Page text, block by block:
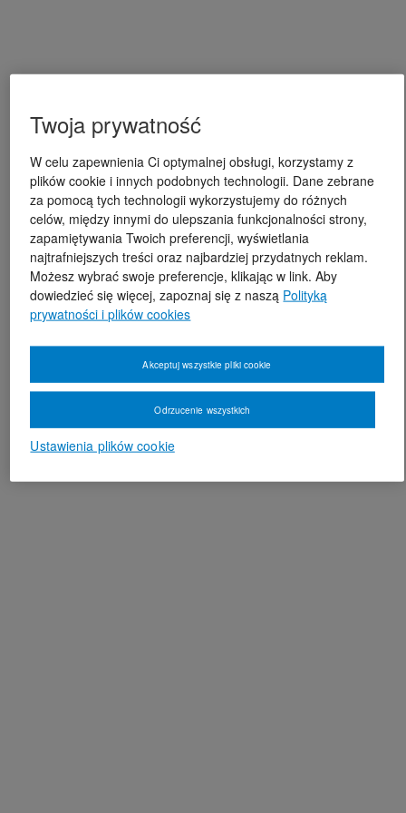
Twoja prywatność
W celu zapewnienia Ci optymalnej obsługi, korzystamy z
plików cookie i innych podobnych technologii. Dane zebrane
za pomocą tych technologii wykorzystujemy do różnych
celów, między innymi do ulepszania funkcjonalności strony,
zapamiętywania Twoich preferencji, wyświetlania
najtrafniejszych treści oraz najbardziej przydatnych reklam.
Możesz wybrać swoje preferencje, klikając w link. Aby
dowiedzieć się więcej, zapoznaj się z naszą Polityką
prywatności i plików cookies
Ustawienia plików cookie
Odrzucenie wszystkich
Akceptuj wszystkie pliki cookie